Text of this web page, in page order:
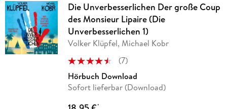
Die Unverbesserlichen Der große Coup
des Monsieur Lipaire (Die
Unverbesserlichen 1)
Volker Klüpfel, Michael Kobr
(7)
Hörbuch Download
Sofort lieferbar (Download)
*